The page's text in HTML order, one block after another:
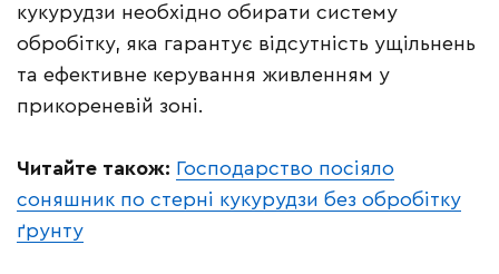
кукурудзи необхідно обирати систему
обробітку, яка гарантує відсутність ущільнень
та ефективне керування живленням у
прикореневій зоні.
Читайте також: Господарство посіяло
соняшник по стерні кукурудзи без обробітку
ґрунту